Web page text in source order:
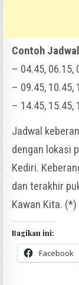
Contoh
– 04.45, 06.15,
– 09.45, 10.45,
– 14.45, 15.45,
Jadwal
dengan lokasi
Kediri.
dan terakhir
Kawan Kita. (*)
Bagikan ini:
Facebook